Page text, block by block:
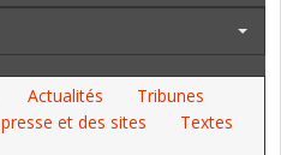
Actualités
Tribunes
et des sites
Textes